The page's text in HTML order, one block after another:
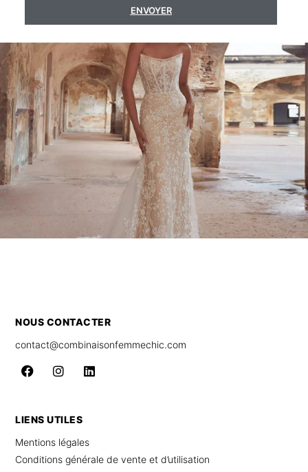
ENVOYER
NOUS CONTACTER
contact@combinaisonfemmechic.com
LIENS UTILES
Mentions légales
Conditions générale de vente et d’utilisation